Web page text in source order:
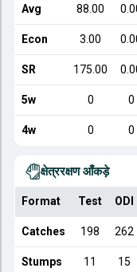
Avg 88.00
Econ 3.00
SR 175.00
5w 0 0
4w 0 0
क्षेत्ररक्षण आँकड़े
Format Test ODI
Catches 198 262
Stumps 11 15